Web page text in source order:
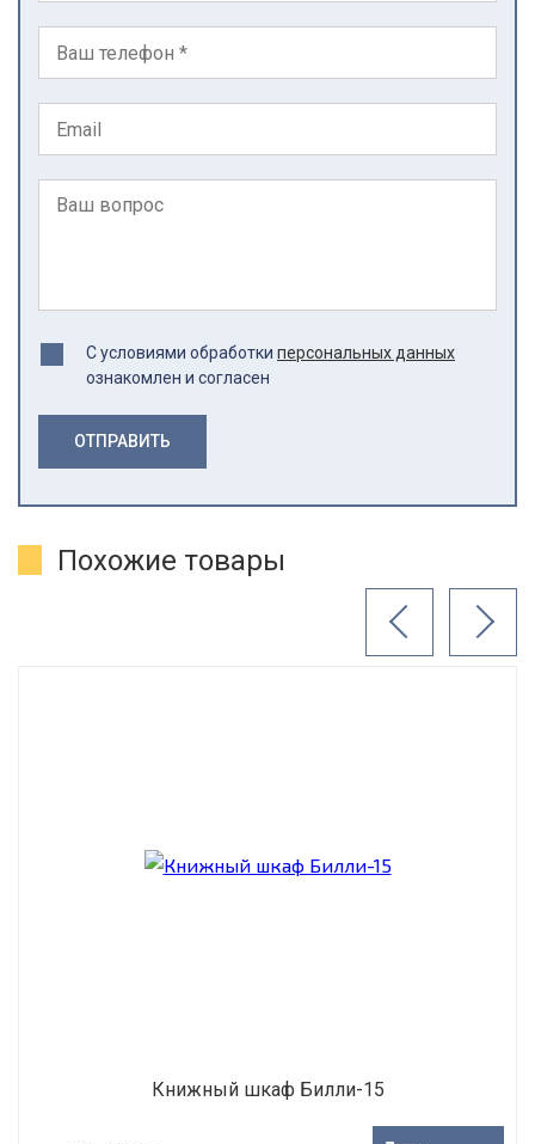
С условиями обработки персональных данных
ознакомлен и согласен
ОТПРАВИТЬ
Похожие товары
Книжный шкаф Билли-15